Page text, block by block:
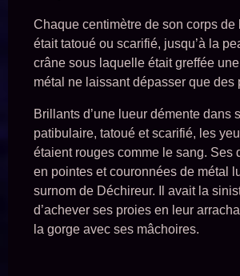
Chaque centimètre de son corps de
était tatoué ou scarifié, jusqu’à la
crâne sous laquelle était greffée
métal ne laissant dépasser que des
Brillants d’une lueur démente dans
patibulaire, tatoué et scarifié, les
étaient rouges comme le sang. Ses
en pointes et couronnées de métal
surnom de Déchireur. Il avait la
d’achever ses proies en leur
la gorge avec ses mâchoires.